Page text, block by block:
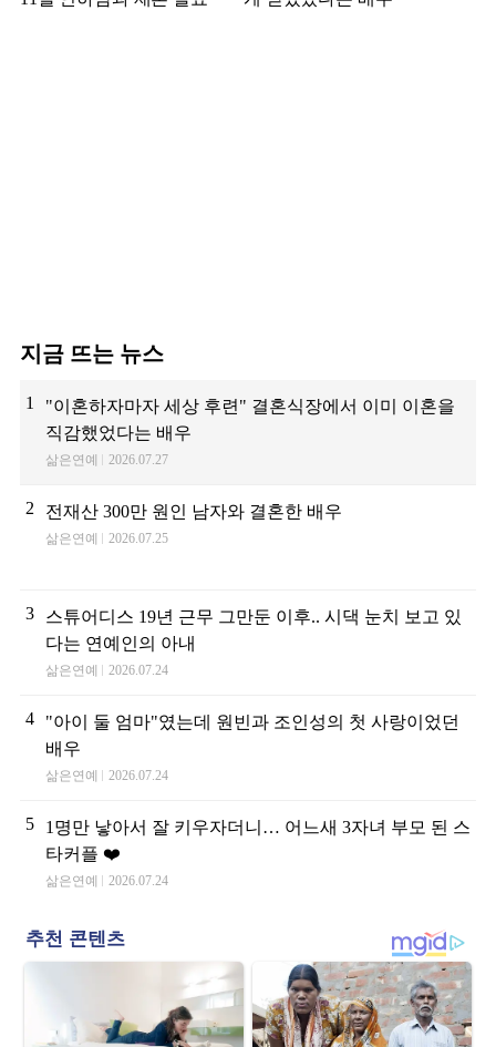
지금 뜨는 뉴스
1
"이혼하자마자 세상 후련" 결혼식장에서 이미 이혼을
직감했었다는 배우
삶은연예 2026.07.27
2 전재산 300만 원인 남자와 결혼한 배우
삶은연예 2026.07.25
3
스튜어디스 19년 근무 그만둔 이후.. 시댁 눈치 보고 있
다는 연예인의 아내
삶은연예 2026.07.24
4
"아이 둘 엄마"였는데 원빈과 조인성의 첫 사랑이었던
배우
삶은연예 2026.07.24
5
1명만 낳아서 잘 키우자더니… 어느새 3자녀 부모 된 스
타커플 ❤️
삶은연예 2026.07.24